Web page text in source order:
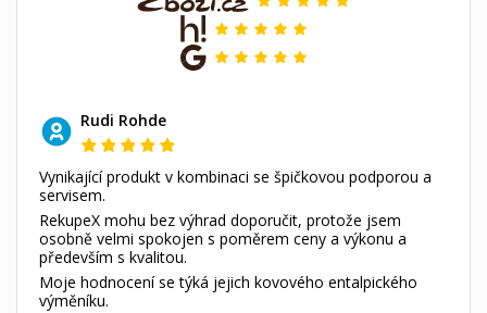
Rudi Rohde
Vynikající produkt v kombinaci se špičkovou podporou a
servisem.
RekupeX mohu bez výhrad doporučit, protože jsem
osobně velmi spokojen s poměrem ceny a výkonu a
především s kvalitou.
Moje hodnocení se týká jejich kovového entalpického
výměníku.